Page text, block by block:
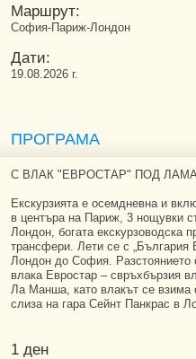
Маршрут:
София-Париж-Лондон
Дати:
19.08.2026 г.
ПРОГРАМА
С ВЛАК "ЕВРОСТАР" ПОД
Екскурзията е осемдневна и
в центъра на Париж, 3 нощувки
Лондон, богата екскурзоводска
трансфери. Лети се с
Лондон до София.
влака Евростар – свръхбързия
Ла Манша, като влакът се
слиза на гара Сейнт Панкрас в
1 ден